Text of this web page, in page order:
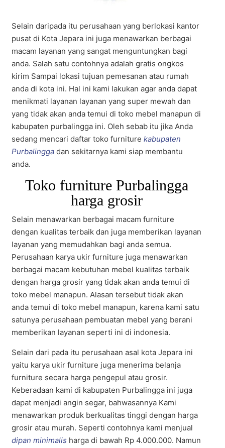
Selain daripada itu perusahaan yang berlokasi kantor
pusat di Kota Jepara ini juga menawarkan berbagai
macam layanan yang sangat menguntungkan bagi
anda. Salah satu contohnya adalah gratis ongkos
kirim Sampai lokasi tujuan pemesanan atau rumah
anda di kota ini. Hal ini kami lakukan agar anda dapat
menikmati layanan layanan yang super mewah dan
yang tidak akan anda temui di toko mebel manapun di
kabupaten purbalingga ini. Oleh sebab itu jika Anda
sedang mencari daftar toko furniturekabupaten
Purbalingga dan sekitarnya kami siap membantu
anda.
Toko furniture Purbalingga
harga grosir
Selain menawarkan berbagai macam furniture
dengan kualitas terbaik dan juga memberikan layanan
layanan yang memudahkan bagi anda semua.
Perusahaan karya ukir furniture juga menawarkan
berbagai macam kebutuhan mebel kualitas terbaik
dengan harga grosir yang tidak akan anda temui di
toko mebel manapun. Alasan tersebut tidak akan
anda temui di toko mebel manapun, karena kami satu
satunya perusahaan pembuatan mebel yang berani
memberikan layanan seperti ini di indonesia.
Selain dari pada itu perusahaan asal kota Jepara ini
yaitu karya ukir furniture juga menerima belanja
furniture secara harga pengepul atau grosir.
Keberadaan kami di kabupaten Purbalingga ini juga
dapat menjadi angin segar, bahwasannya Kami
menawarkan produk berkualitas tinggi dengan harga
grosir atau murah. Seperti contohnya kami menjual
dipan minimalis harga di bawah Rp 4.000.000. Namun